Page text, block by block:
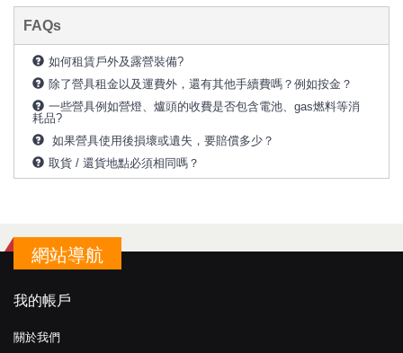
FAQs
如何租賃戶外及露營裝備?
除了營具租金以及運費外，還有其他手續費嗎？例如按金？
一些營具例如營燈、爐頭的收費是否包含電池、gas燃料等消
耗品?
如果營具使用後損壞或遺失，要賠償多少？
取貨 / 還貨地點必須相同嗎？
網站導航
我的帳戶
關於我們